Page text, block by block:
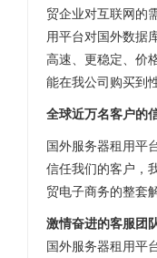
贸企业对互联网的
用平台对国外数据
高速、更稳定、价
能在我公司购买到
全球近万名客户的
国外服务器租用平
信任我们的客户，
贸电子商务的整套
激情奋进的客服团
国外服务器租用平